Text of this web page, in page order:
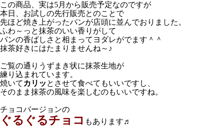
この商品、実は5月から販売予定なのですが
本日、お試しの先行販売とのことで
先ほど焼き上がったパンが店頭に並んでおりました。
ふわ～っと抹茶のいい香りがして
パンの香ばしさと相まってヨダレがでます＾＾
抹茶好きにはたまりませんね～♪
ご覧の通りうずまき状に抹茶生地が
練り込まれています。
焼いて カリッ とさせて食べてもいいですし、
そのまま抹茶の風味を楽しむのもいいですね。
チョコバージョンの
ぐるぐるチョコ もあります♬